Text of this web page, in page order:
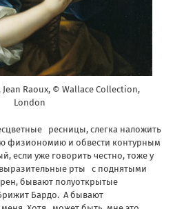
Jean Raoux, © Wallace Collection,
London
ресницы, слегка наложить
физиономию и обвести контурным
если уже говорить честно, тоже у
рты
с поднятыми
бывают полуоткрытые
Бардо. А бывают